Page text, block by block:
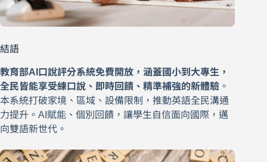
結語
教育部AI口說評分系統免費開放，涵蓋國小到大專生，
全民皆能享受練口說、即時回饋、精準補強的新體驗 。
本系統打破家境、區域、設備限制，推動英語全民溝通
力提升。AI賦能、個別回饋，讓學生自信面向國際，邁
向雙語新世代。